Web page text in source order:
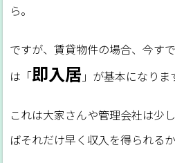
ら。
ですが、賃貸物件の場合、今す
は「即入居 」が基本になりま
これは大家さんや管理会社は少
ばそれだけ早く収入を得られるか